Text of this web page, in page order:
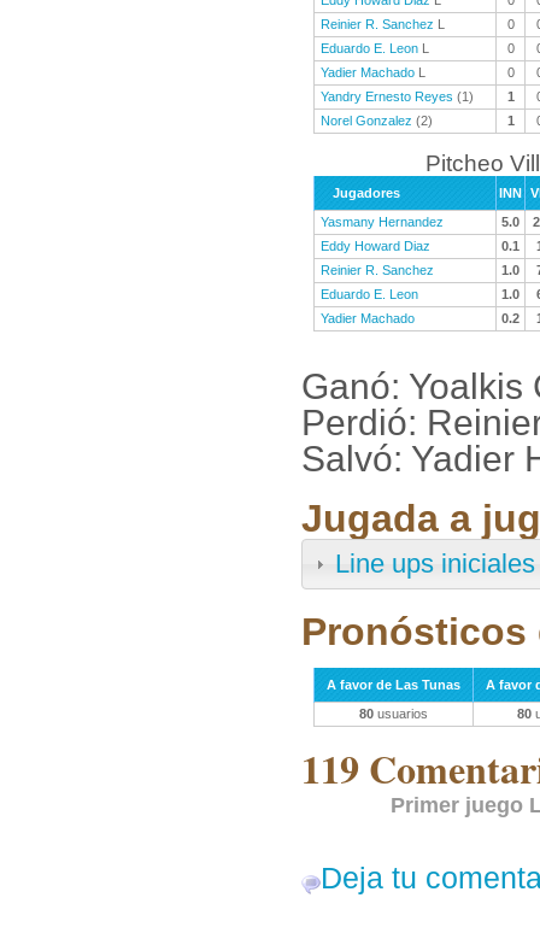
Reinier R. Sanchez L 0
Eduardo E. Leon L 0
Yadier Machado L 0
Yandry Ernesto Reyes (1) 1
Norel Gonzalez (2) 1
Pitcheo
Jugadores INN
Yasmany Hernandez
5.0
Eddy Howard Diaz
0.1
Reinier R. Sanchez
1.0
Eduardo E. Leon
1.0
Yadier Machado
0.2
Ganó: Yoalkis
Perdió:
Salvó: Yadier
Jugada a
Line ups iniciales
Pronósticos
A favor de Las Tunas
A favor
80 usuarios 80
119
Primer juego
Deja tu